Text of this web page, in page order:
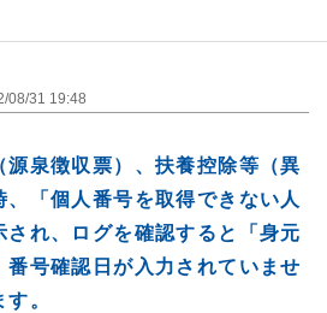
08/31 19:48
源泉徴収票）、扶養控除等（異
「個人番号を取得できない人
され、ログを確認すると「身元
番号確認日が入力されていませ
。